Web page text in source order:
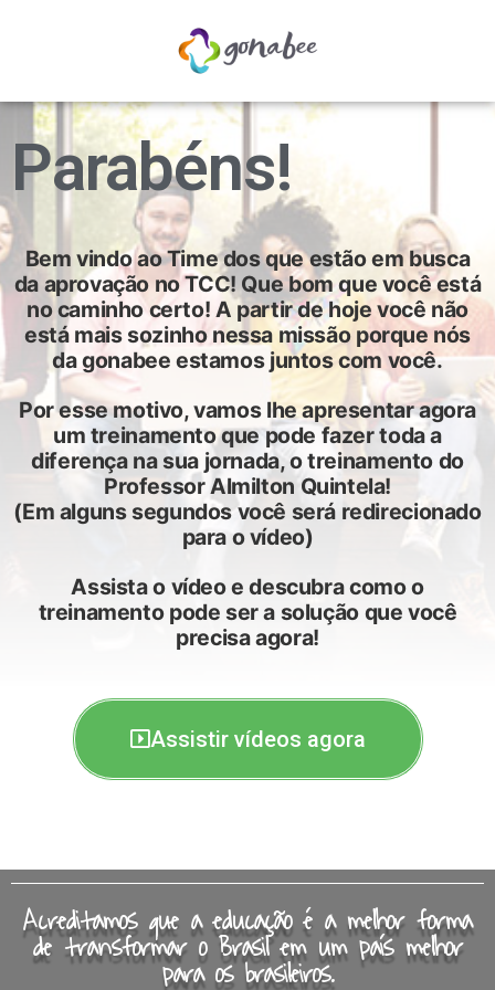
Parabéns!
Bem vindo ao Time dos que estão em busca
da aprovação no TCC! Que bom que você está
no caminho certo! A partir de hoje você não
está mais sozinho nessa missão porque nós
da gonabee estamos juntos com você.
Por esse motivo, vamos lhe apresentar agora
um treinamento que pode fazer toda a
diferença na sua jornada, o treinamento do
Professor Almilton Quintela!
(Em alguns segundos você será redirecionado
para o vídeo)
Assista o vídeo e descubra como o
treinamento pode ser a solução que você
precisa agora!
Assistir vídeos agora
Acreditamos que a educação é a melhor forma
de transformar o Brasil em um país melhor
para os brasileiros.